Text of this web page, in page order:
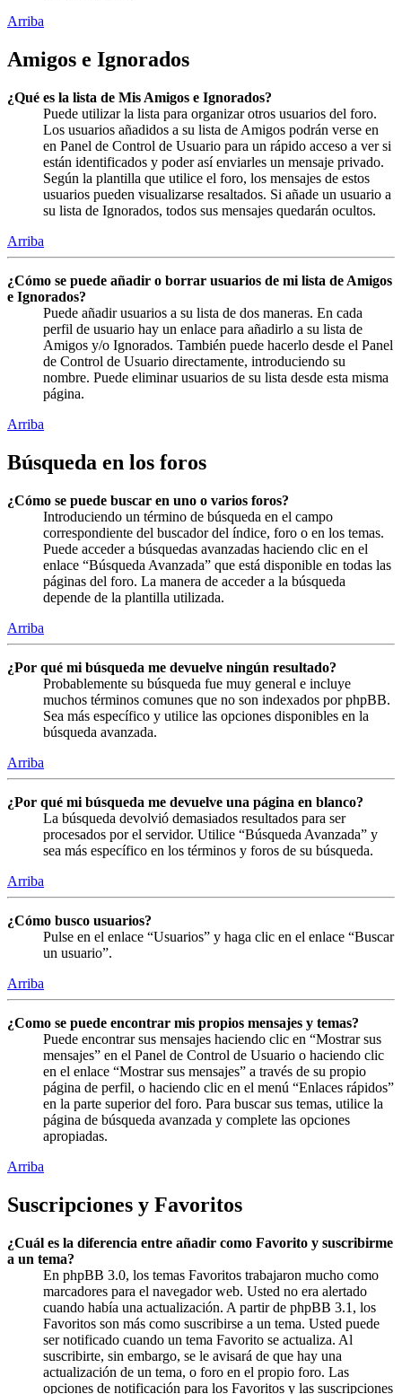
Arriba
Amigos e Ignorados
¿Qué es la lista de Mis Amigos e Ignorados?
Puede utilizar la lista para organizar otros usuarios del foro.
Los usuarios añadidos a su lista de Amigos podrán verse en
en Panel de Control de Usuario para un rápido acceso a ver si
están identificados y poder así enviarles un mensaje privado.
Según la plantilla que utilice el foro, los mensajes de estos
usuarios pueden visualizarse resaltados. Si añade un usuario a
su lista de Ignorados, todos sus mensajes quedarán ocultos.
Arriba
¿Cómo se puede añadir o borrar usuarios de mi lista de Amigos
e Ignorados?
Puede añadir usuarios a su lista de dos maneras. En cada
perfil de usuario hay un enlace para añadirlo a su lista de
Amigos y/o Ignorados. También puede hacerlo desde el Panel
de Control de Usuario directamente, introduciendo su
nombre. Puede eliminar usuarios de su lista desde esta misma
página.
Arriba
Búsqueda en los foros
¿Cómo se puede buscar en uno o varios foros?
Introduciendo un término de búsqueda en el campo
correspondiente del buscador del índice, foro o en los temas.
Puede acceder a búsquedas avanzadas haciendo clic en el
enlace “Búsqueda Avanzada” que está disponible en todas las
páginas del foro. La manera de acceder a la búsqueda
depende de la plantilla utilizada.
Arriba
¿Por qué mi búsqueda me devuelve ningún resultado?
Probablemente su búsqueda fue muy general e incluye
muchos términos comunes que no son indexados por phpBB.
Sea más específico y utilice las opciones disponibles en la
búsqueda avanzada.
Arriba
¿Por qué mi búsqueda me devuelve una página en blanco?
La búsqueda devolvió demasiados resultados para ser
procesados por el servidor. Utilice “Búsqueda Avanzada” y
sea más específico en los términos y foros de su búsqueda.
Arriba
¿Cómo busco usuarios?
Pulse en el enlace “Usuarios” y haga clic en el enlace “Buscar
un usuario”.
Arriba
¿Como se puede encontrar mis propios mensajes y temas?
Puede encontrar sus mensajes haciendo clic en “Mostrar sus
mensajes” en el Panel de Control de Usuario o haciendo clic
en el enlace “Mostrar sus mensajes” a través de su propio
página de perfil, o haciendo clic en el menú “Enlaces rápidos”
en la parte superior del foro. Para buscar sus temas, utilice la
página de búsqueda avanzada y complete las opciones
apropiadas.
Arriba
Suscripciones y Favoritos
¿Cuál es la diferencia entre añadir como Favorito y suscribirme
a un tema?
En phpBB 3.0, los temas Favoritos trabajaron mucho como
marcadores para el navegador web. Usted no era alertado
cuando había una actualización. A partir de phpBB 3.1, los
Favoritos son más como suscribirse a un tema. Usted puede
ser notificado cuando un tema Favorito se actualiza. Al
suscribirte, sin embargo, se le avisará de que hay una
actualización de un tema, o foro en el propio foro. Las
opciones de notificación para los Favoritos y las suscripciones